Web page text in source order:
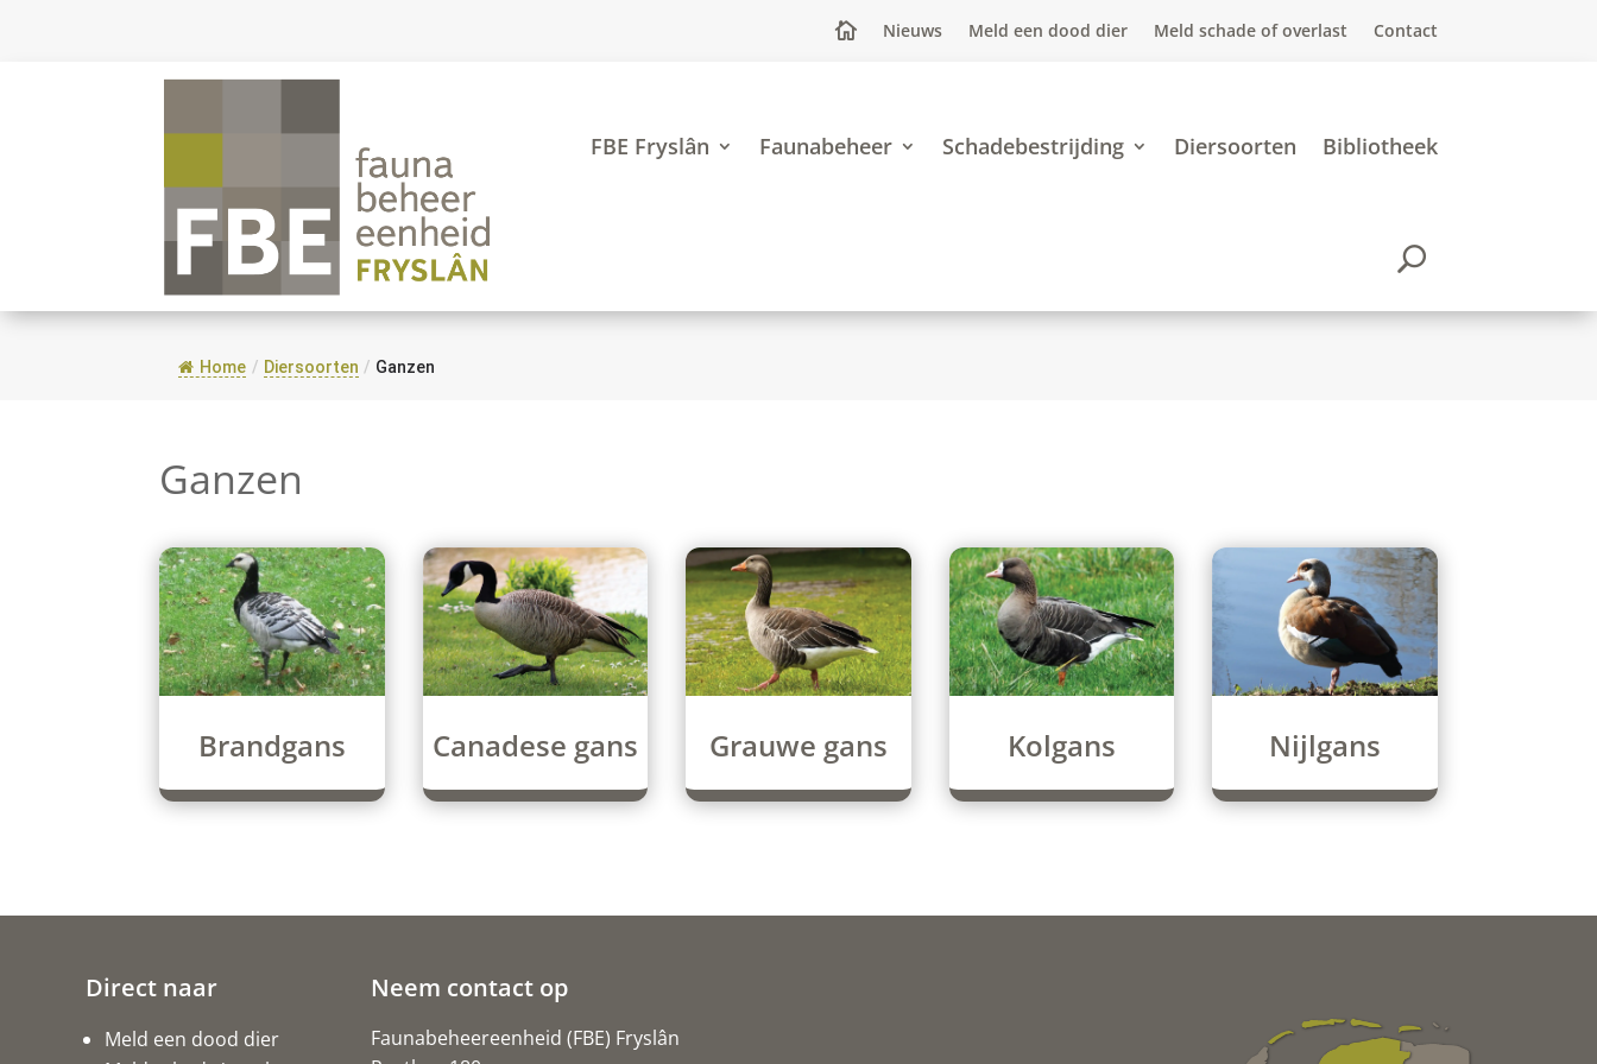
 Nieuws Meld een dood dier Meld schade of overlast Contact
FBE Fryslân Faunabeheer Schadebestrijding Diersoorten Bibliotheek
Home / Diersoorten / Ganzen
Ganzen
Brandgans Canadese gans Grauwe gans Kolgans Nijlgans
Direct naar
Meld een dood dier
Neem contact op
Faunabeheereenheid (FBE) Fryslân